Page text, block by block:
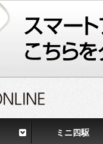
ミニ四駆